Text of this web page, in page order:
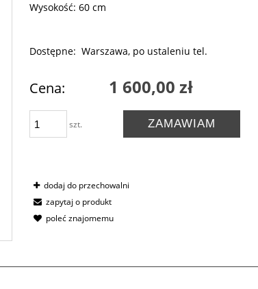
Wysokość: 60 cm
Dostępne: Warszawa, po ustaleniu tel.
Cena: 1 600,00 zł
szt. ZAMAWIAM
dodaj do przechowalni
zapytaj o produkt
poleć znajomemu